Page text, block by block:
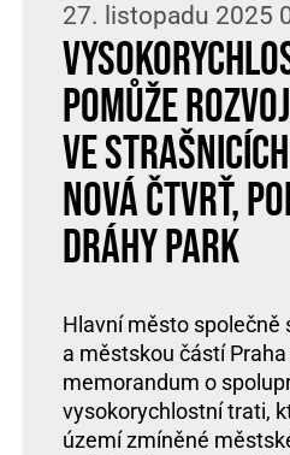
27. listopadu 2025
pomůže
Ve
nová čtvrť,
dráhy park
Hlavní město společně
a městskou částí
memorandum o
vysokorychlostní trati,
území zmíněné